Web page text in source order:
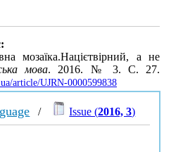
мозаїка.Націєтвірний, а не
мова. 2016. № 3. С. 27.
article/UJRN-0000599838
/ Issue (2016, 3)